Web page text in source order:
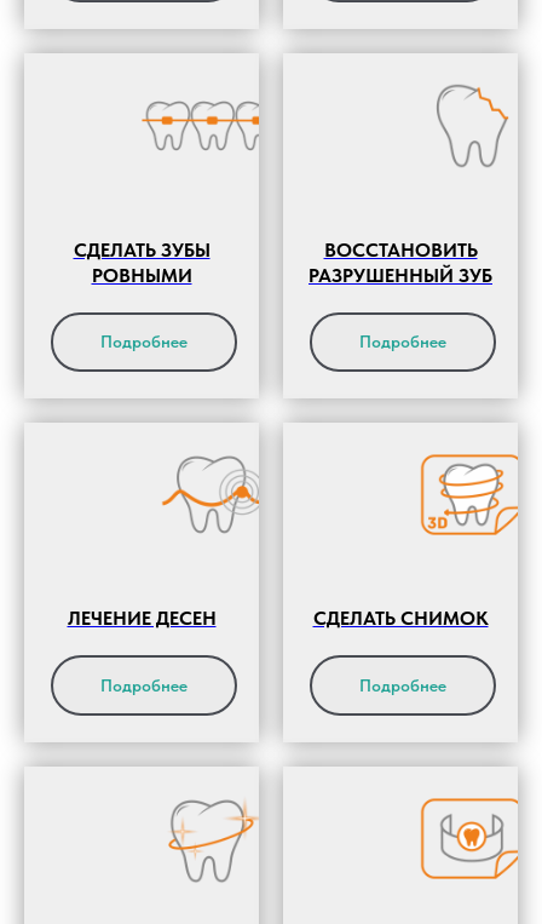
СДЕЛАТЬ ЗУБЫ
РОВНЫМИ
Подробнее
ВОССТАНОВИТЬ
РАЗРУШЕННЫЙ ЗУБ
Подробнее
ЛЕЧЕНИЕ ДЕСЕН
Подробнее
СДЕЛАТЬ СНИМОК
Подробнее